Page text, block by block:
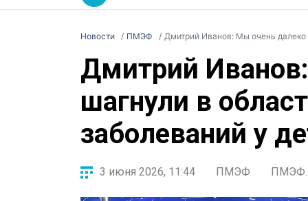
Новости ПМЭФ Дмитрий Иванов: Мы очень далеко
Дмитрий
шагнули в
заболеваний у
3 июня 2026, 11:44 ПМЭФ ПМЭФ.